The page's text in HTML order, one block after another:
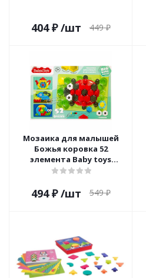
404₽ /шт 449₽
Мозаика для малышей
Божья коровка 52
элемента Baby toys
Десятое королевство
494₽ /шт 549₽